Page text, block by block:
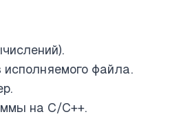
исполняемого файла.
на C/C++.